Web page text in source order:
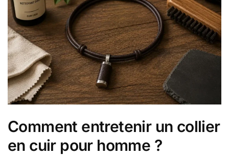
Comment entretenir un collier
en cuir pour homme ?